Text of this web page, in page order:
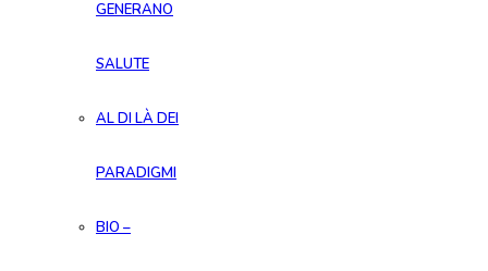
GENERANO
SALUTE
AL DI LÀ DEI
PARADIGMI
BIO –